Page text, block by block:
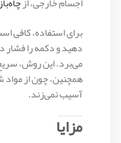
برای استفاده، کافی
دهید و دکمه را فشار
می‌برد. این روش،
همچنین، چون از
آسیب نمی‌زند.
مزایا